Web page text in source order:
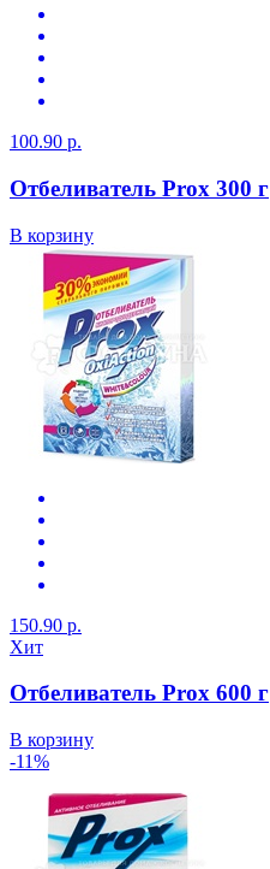
100.90 р.
Отбеливатель Prox 300 г
В корзину
150.90 р.
Хит
Отбеливатель Prox 600 г
В корзину
-11%